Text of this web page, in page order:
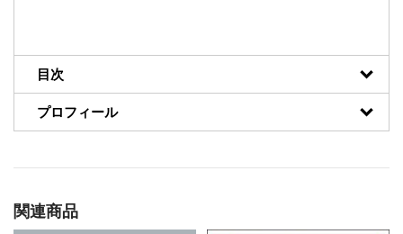
目次
プロフィール
関連商品